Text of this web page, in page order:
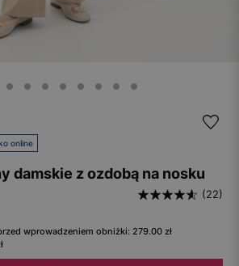
online
damskie z ozdobą na nosku
(22)
wprowadzeniem obniżki: 279.00 zł